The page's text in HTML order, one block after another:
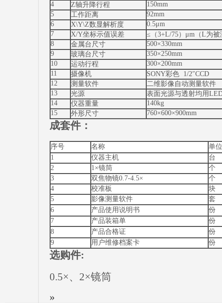
4
Z轴升降行程
150mm
5
工作距离
92mm
6
X\Y\Z数显解析度
0.5μm
7
X/Y坐标示值误差
≤（3+L/75）μm（L为
8
金属台尺寸
500×330mm
9
玻璃台尺寸
350×250mm
10
运动行程
300×200mm
11
摄像机
SONY彩色 1/2″CCD
12
测量软件
二维影像自动测量软件
13
光源
表面光源与透射均用
14
仪器重量
140kg
15
外形尺寸 760×600×900mm
成套件：
序号 名称
单位
1
仪器主机
台
2
1×镜筒
个
3
双焦物镜0.7-4.5×
个
4
校准板
块
5
影像测量软件
套
6
产品使用说明书
份
7
产品装箱单
份
8
产品合格证
份
9
用户维修档案卡 份
选购件:
0.5×、2×镜筒
»